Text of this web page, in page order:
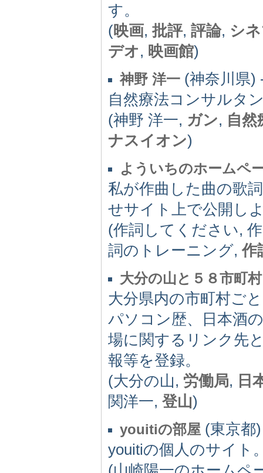
す。
(映画, 批評, 評論, シ
デオ, 映画館)
神野 洋一 (神奈川県)
自然療法コンサルタ
(神野 洋一, ガン, 自然
ナスイオン)
よういちのホームペ
私が作曲した曲の歌
せサイト上で公開し
(作詞してください,
詞のトレーニング,作
大分の山と５８市町村
大分県内の市町村ご
パソコン歴、日本酒
場に関するリンク先
報等を登録。
(大分の山, 労働局, 日
関洋一, 登山)
youitiの部屋 (東京都
youitiの個人のサイト